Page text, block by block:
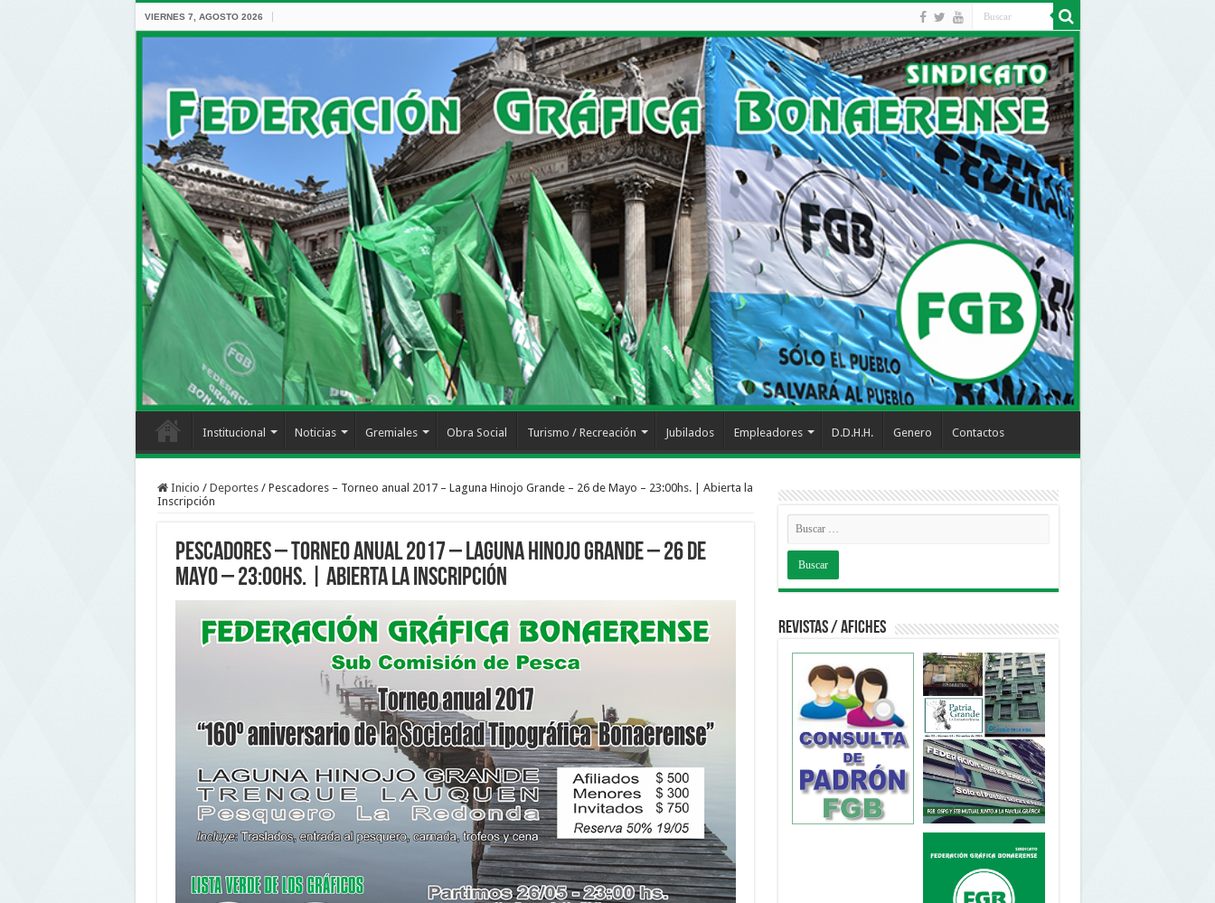
VIERNES 7, AGOSTO 2026
Institucional Noticias Gremiales Obra Social Turismo / Recreación Jubilados Empleadores D.D.H.H. Genero Contactos
Inicio / Deportes / Pescadores – Torneo anual 2017 – Laguna Hinojo Grande – 26 de Mayo – 23:00hs. | Abierta la
Inscripción
Pescadores – Torneo anual 2017 – Laguna Hinojo Grande – 26 de
Mayo – 23:00hs. | Abierta la Inscripción
Revistas / Afiches